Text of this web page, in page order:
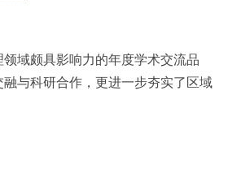
域颇具影响力的年度学术交流品
与科研合作，更进一步夯实了区域